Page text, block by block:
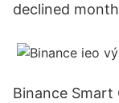
declined
Binance